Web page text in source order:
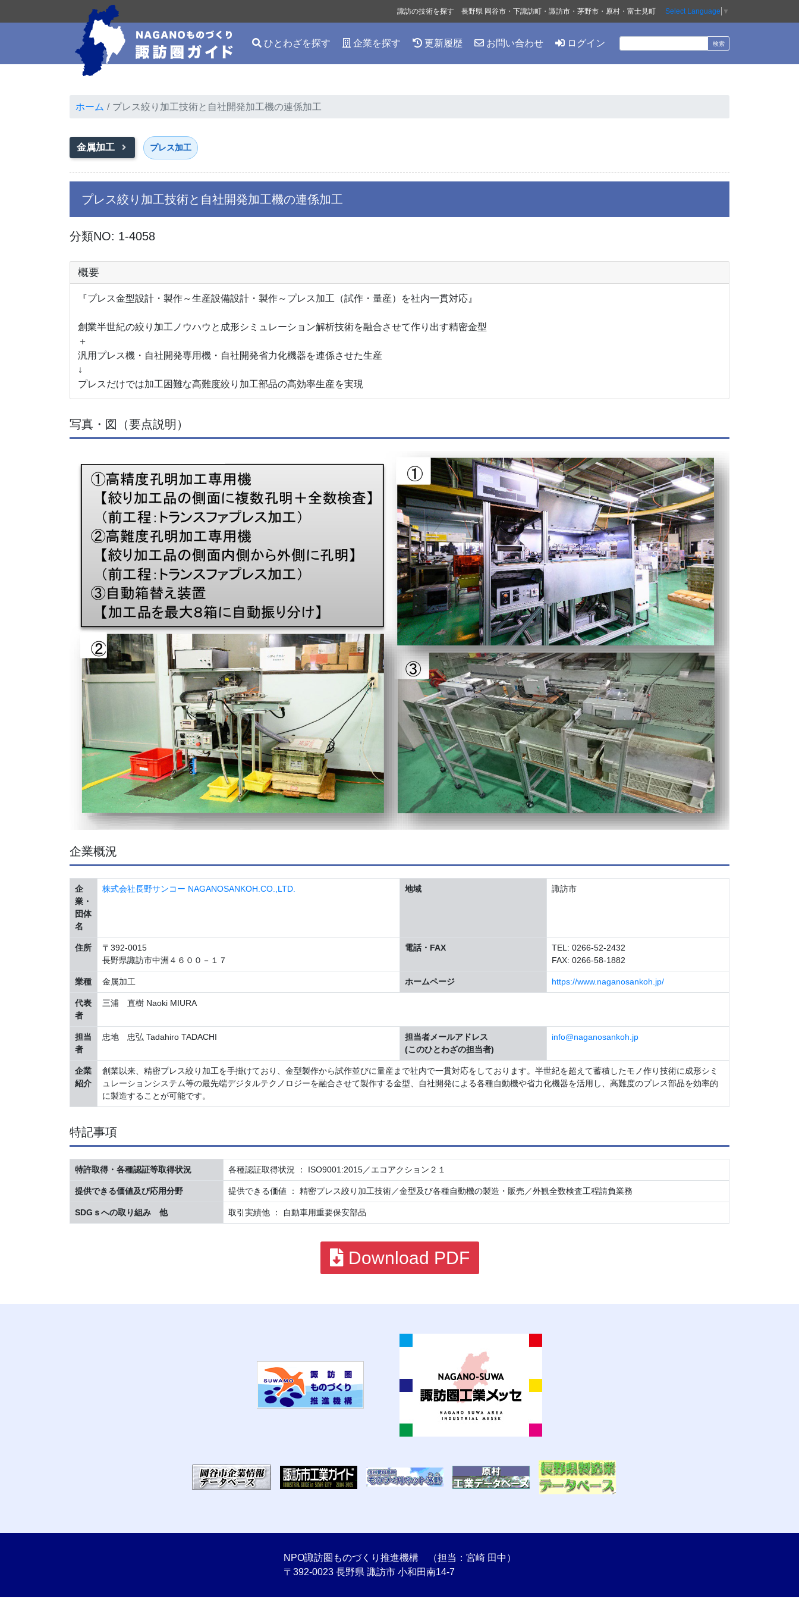
ひとわざを探す 企業を探す 更新履歴 お問い合わせ ログイン
諏訪の技術を探す 長野県 岡谷市・下諏訪町・諏訪市・茅野市・原村・富士見町 Select Language ▼
ホーム プレス絞り加工技術と自社開発加工機の連係加工
金属加工 プレス加工
プレス絞り加工技術と自社開発加工機の連係加工
分類NO: 1-4058
概要
『プレス金型設計・製作～生産設備設計・製作～プレス加工（試作・量産）を社内一貫対応』
創業半世紀の絞り加工ノウハウと成形シミュレーション解析技術を融合させて作り出す精密金型
＋
汎用プレス機・自社開発専用機・自社開発省力化機器を連係させた生産
↓
プレスだけでは加工困難な高難度絞り加工部品の高効率生産を実現
写真・図（要点説明）
企業概況
企
業・
団体
名
株式会社長野サンコー NAGANOSANKOH.CO.,LTD. 地域 諏訪市
住所
〒392-0015
長野県諏訪市中洲４６００－１７
電話・FAX
TEL: 0266-52-2432
FAX: 0266-58-1882
業種 金属加工 ホームページ https://www.naganosankoh.jp/
代表
者
三浦 直樹 Naoki MIURA
担当
者
忠地 忠弘 Tadahiro TADACHI
担当者メールアドレス
(このひとわざの担当者)
info@naganosankoh.jp
企業
紹介
創業以来、精密プレス絞り加工を手掛けており、金型製作から試作並びに量産まで社内で一貫対応をしております。半世紀を超えて蓄積したモノ作り技術に成形シミ
ュレーションシステム等の最先端デジタルテクノロジーを融合させて製作する金型、自社開発による各種自動機や省力化機器を活用し、高難度のプレス部品を効率的
に製造することが可能です。
特記事項
特許取得・各種認証等取得状況 各種認証取得状況 ： ISO9001:2015／エコアクション２１
提供できる価値及び応用分野 提供できる価値 ： 精密プレス絞り加工技術／金型及び各種自動機の製造・販売／外観全数検査工程請負業務
SDGｓへの取り組み 他 取引実績他 ： 自動車用重要保安部品
Download PDF
NPO諏訪圏ものづくり推進機構 （担当：宮崎 田中）
〒392-0023 長野県 諏訪市 小和田南14-7